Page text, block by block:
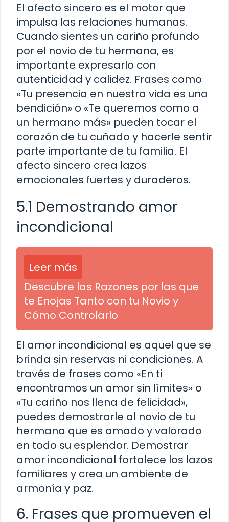
El afecto sincero es el motor que
impulsa las relaciones humanas.
Cuando sientes un cariño profundo
por el novio de tu hermana, es
importante expresarlo con
autenticidad y calidez. Frases como
«Tu presencia en nuestra vida es una
bendición» o «Te queremos como a
un hermano más» pueden tocar el
corazón de tu cuñado y hacerle sentir
parte importante de tu familia. El
afecto sincero crea lazos
emocionales fuertes y duraderos.
5.1 Demostrando amor
incondicional
Leer más
Descubre las Razones por las que
te Enojas Tanto con tu Novio y
Cómo Controlarlo
El amor incondicional es aquel que se
brinda sin reservas ni condiciones. A
través de frases como «En ti
encontramos un amor sin límites» o
«Tu cariño nos llena de felicidad»,
puedes demostrarle al novio de tu
hermana que es amado y valorado
en todo su esplendor. Demostrar
amor incondicional fortalece los lazos
familiares y crea un ambiente de
armonía y paz.
6. Frases que promueven el